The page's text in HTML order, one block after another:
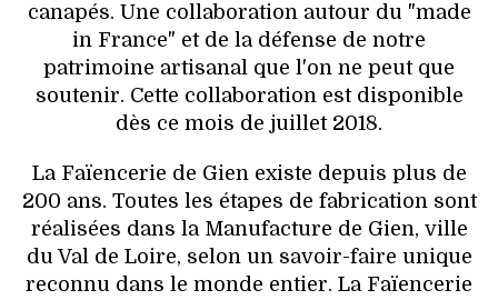
canapés. Une collaboration autour du "made
in France" et de la défense de notre
patrimoine artisanal que l'on ne peut que
soutenir. Cette collaboration est disponible
dès ce mois de juillet 2018.
La Faïencerie de Gien existe depuis plus de
200 ans. Toutes les étapes de fabrication sont
réalisées dans la Manufacture de Gien, ville
du Val de Loire, selon un savoir-faire unique
reconnu dans le monde entier. La Faïencerie